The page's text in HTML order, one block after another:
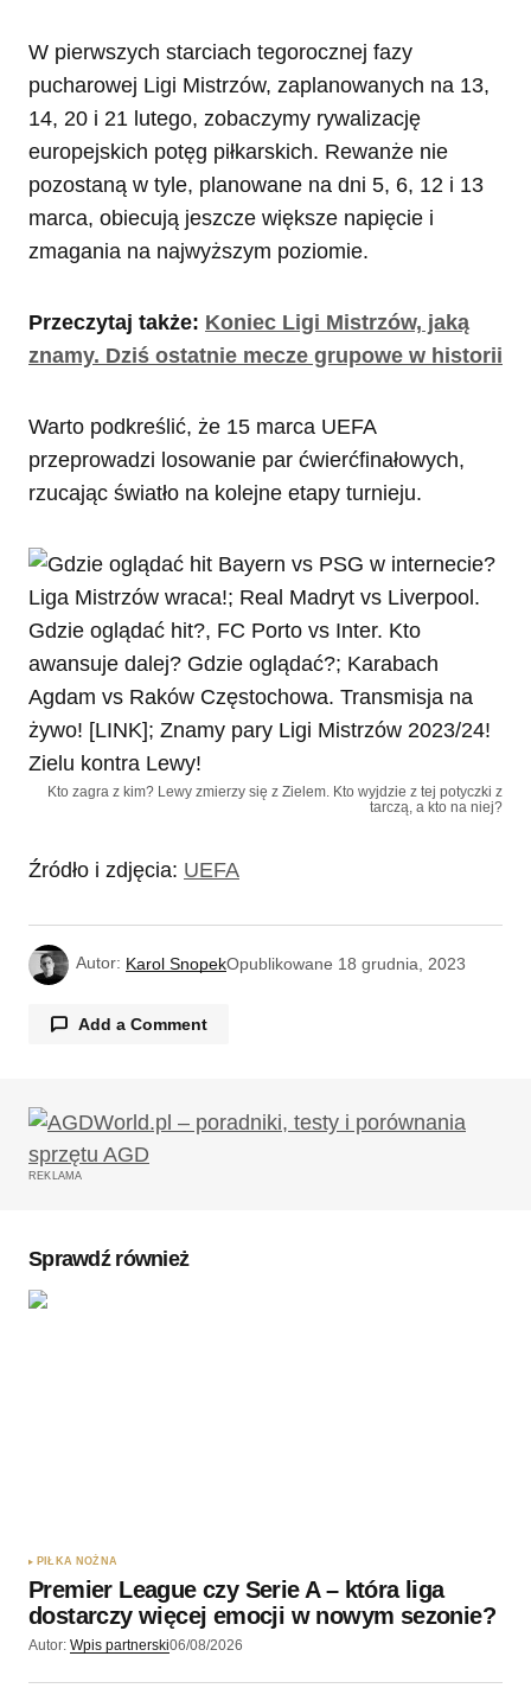
W pierwszych starciach tegorocznej fazy
pucharowej Ligi Mistrzów, zaplanowanych na 13,
14, 20 i 21 lutego, zobaczymy rywalizację
europejskich potęg piłkarskich. Rewanże nie
pozostaną w tyle, planowane na dni 5, 6, 12 i 13
marca, obiecują jeszcze większe napięcie i
zmagania na najwyższym poziomie.
Przeczytaj także: Koniec Ligi Mistrzów, jaką
znamy. Dziś ostatnie mecze grupowe w historii
Warto podkreślić, że 15 marca UEFA
przeprowadzi losowanie par ćwierćfinałowych,
rzucając światło na kolejne etapy turnieju.
Kto zagra z kim? Lewy zmierzy się z Zielem. Kto wyjdzie z tej potyczki z
tarczą, a kto na niej?
Źródło i zdjęcia: UEFA
Autor: Karol SnopekOpublikowane 18 grudnia, 2023
Add a Comment
Twój adres email nie zostanie opublikowany.
Wymagane pola są oznaczone
Wyślij komentarz
REKLAMA
Sprawdź również
PIŁKA NOŻNA
Premier League czy Serie A – która liga
dostarczy więcej emocji w nowym sezonie?
Autor: Wpis partnerski06/08/2026